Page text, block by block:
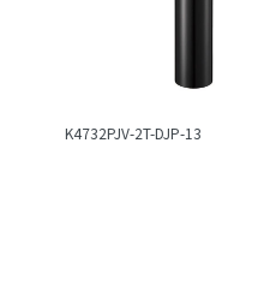
K4732PJV-2T-DJP-13